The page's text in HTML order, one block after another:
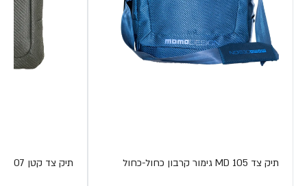
תיק צד MD 105 גימור קרבון כחול-כחול תיק צד קטן MD 107 גימור קרבון אפור-כתום